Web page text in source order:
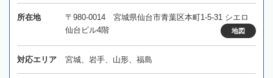
所在地
〒980-0014 宮城県仙台市青葉区本町1-5-31 シエロ
仙台ビル4階
地図
対応エリア 宮城、岩手、山形、福島